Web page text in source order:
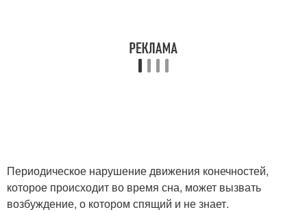
Периодическое нарушение движения конечностей,
которое происходит во время сна, может вызвать
возбуждение, о котором спящий и не знает.